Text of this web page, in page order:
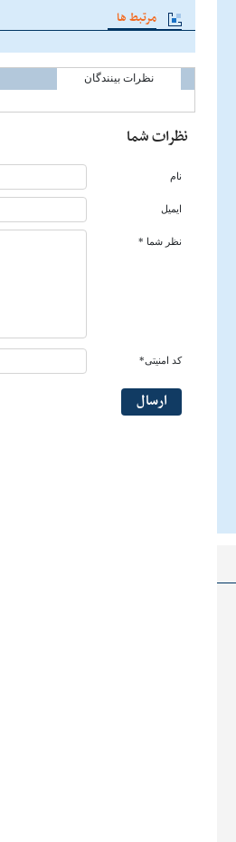
مرتبط ها
نظرات بینندگان
نظرات شما
نام
ایمیل
نظر شما *
کد امنیتی*
ارسال